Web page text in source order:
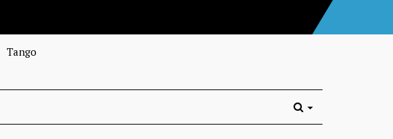
Tango